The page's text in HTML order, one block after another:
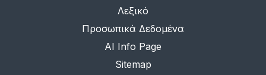
Λεξικό
Προσωπικά Δεδομένα
AI Info Page
Sitemap